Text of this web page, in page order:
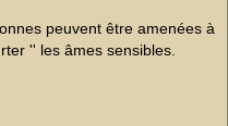
peuvent être amenées à
'' les âmes sensibles.